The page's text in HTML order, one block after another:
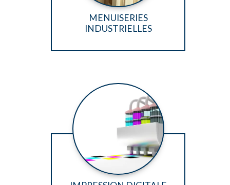
MENUISERIES
INDUSTRIELLES